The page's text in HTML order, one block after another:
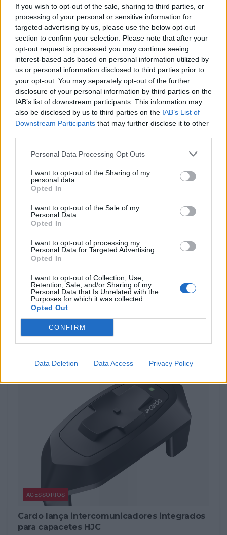
If you wish to opt-out of the sale, sharing to third parties, or
processing of your personal or sensitive information for
targeted advertising by us, please use the below opt-out
section to confirm your selection. Please note that after your
opt-out request is processed you may continue seeing
interest-based ads based on personal information utilized by
us or personal information disclosed to third parties prior to
your opt-out. You may separately opt-out of the further
disclosure of your personal information by third parties on the
IAB’s list of downstream participants. This information may
also be disclosed by us to third parties on the IAB’s List of
Downstream Participants that may further disclose it to other
Personal Data Processing Opt Outs
I want to opt-out of the Sharing of my
personal data.
Opted In
I want to opt-out of the Sale of my
Personal Data.
Opted In
I want to opt-out of processing my
Personal Data for Targeted Advertising.
Opted In
I want to opt-out of Collection, Use,
Retention, Sale, and/or Sharing of my
Personal Data that Is Unrelated with the
Purposes for which it was collected.
Opted Out
CONFIRM
Data Deletion Data Access Privacy Policy
geradores de gás devem ser substituídos por um
concessionário autorizado Harley-Davidson
selecionado.
Para obter mais informações sobre o Smart Vest da
Harley-Davidson visite o sitewww.harley-
davidson.com/pt/pt/index.html
Tags: destaque Harley-Davidson Smart vest
ACESSÓRIOS
Moto Morini lança gama de acessórios
originais para a AlltrHike 450
A Moto Morini expande a oferta dedicada à AlltrHike 450 e
introduz uma gama completa de acessórios originais que...
ACESSÓRIOS
Cardo lança intercomunicadores integrados
para capacetes HJC